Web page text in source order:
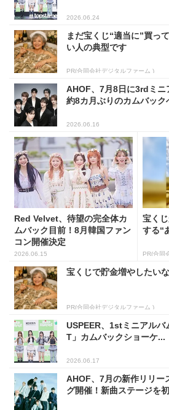
2026.06.24
まだ宝くじ“適当に”買っ
い人の典型です
PR(合同会社デジタルファーム )
AHOF、7月8日に3rdミニ
約8カ月ぶりのカムバック
2026.06.16
Red Velvet、待望の完全体カ
ムバック目前！8月韓国ファン
コン開催決定
2026.06.15
宝く
する“
PR(合同
宝くじで貯金増やしたい
PR(合同会社デジタルファーム )
USPEER、1stミニアルバ
T」カムバックショーケ...
2026.06.17
AHOF、7月の新作リリー
グ開催！新曲ステージを